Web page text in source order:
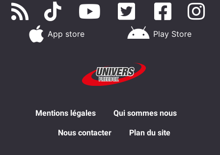
App store Play Store
Mentions légales Qui sommes nous
Nous contacter Plan du site